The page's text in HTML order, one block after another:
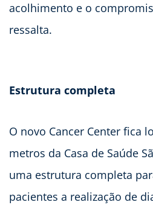
acolhimento e o
ressalta.
Estrutura completa
O novo Cancer Center fica
metros da Casa de Saúde
uma estrutura completa
pacientes a realização de